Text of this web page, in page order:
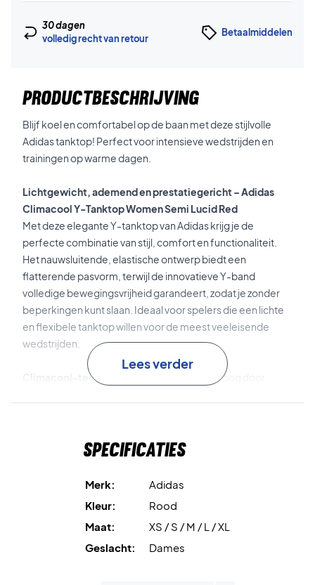
30 dagen
volledig recht van retour
Betaalmiddelen
PRODUCTBESCHRIJVING
Blijf koel en comfortabel op de baan met deze stijlvolle
Adidas tanktop! Perfect voor intensieve wedstrijden en
trainingen op warme dagen.
Lichtgewicht, ademend en prestatiegericht – Adidas
Climacool Y-Tanktop Women Semi Lucid Red
Met deze elegante Y-tanktop van Adidas krijg je de
perfecte combinatie van stijl, comfort en functionaliteit.
Het nauwsluitende, elastische ontwerp biedt een
flatterende pasvorm, terwijl de innovatieve Y-band
volledige bewegingsvrijheid garandeert, zodat je zonder
beperkingen kunt slaan. Ideaal voor spelers die een lichte
en flexibele tanktop willen voor de meest veeleisende
wedstrijden.
Climacool-technologie
houdt je koel en droog door
De zachte en rekbare interlock-stof past zich aan je lichaam
hele wedstrijd.
Speel met stijl en zelfvertrouwen – koop vandaag nog je
Adidas tanktop!
Lees verder
Specificaties
Merk:
Adidas
Kleur:
Rood
Maat:
XS / S / M / L / XL
Geslacht:
Dames